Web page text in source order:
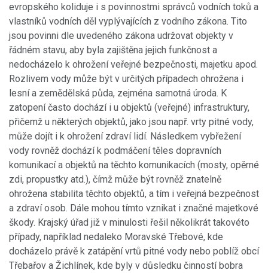
evropského koliduje i s povinnostmi správců vodních toků a
vlastníků vodních děl vyplývajících z vodního zákona. Tito
jsou povinni dle uvedeného zákona udržovat objekty v
řádném stavu, aby byla zajištěna jejich funkčnost a
nedocházelo k ohrožení veřejné bezpečnosti, majetku apod.
Rozlivem vody může být v určitých případech ohrožena i
lesní a zemědělská půda, zejména samotná úroda. K
zatopení často dochází i u objektů (veřejné) infrastruktury,
přičemž u některých objektů, jako jsou např. vrty pitné vody,
může dojít i k ohrožení zdraví lidí. Následkem vybřežení
vody rovněž dochází k podmáčení těles dopravních
komunikací a objektů na těchto komunikacích (mosty, opěrné
zdi, propustky atd.), čímž může být rovněž znatelně
ohrožena stabilita těchto objektů, a tím i veřejná bezpečnost
a zdraví osob. Dále mohou tímto vznikat i značné majetkové
škody. Krajský úřad již v minulosti řešil několikrát takovéto
případy, například nedaleko Moravské Třebové, kde
docházelo právě k zatápění vrtů pitné vody nebo poblíž obcí
Třebařov a Žichlínek, kde byly v důsledku činností bobra